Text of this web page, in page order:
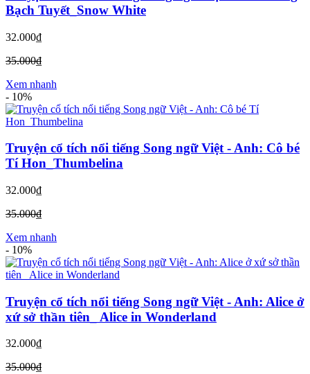
Bạch Tuyết_Snow White
32.000₫
35.000₫
Xem nhanh
- 10%
Truyện cổ tích nổi tiếng Song ngữ Việt - Anh: Cô bé
Tí Hon_Thumbelina
32.000₫
35.000₫
Xem nhanh
- 10%
Truyện cổ tích nổi tiếng Song ngữ Việt - Anh: Alice ở
xứ sở thần tiên_ Alice in Wonderland
32.000₫
35.000₫